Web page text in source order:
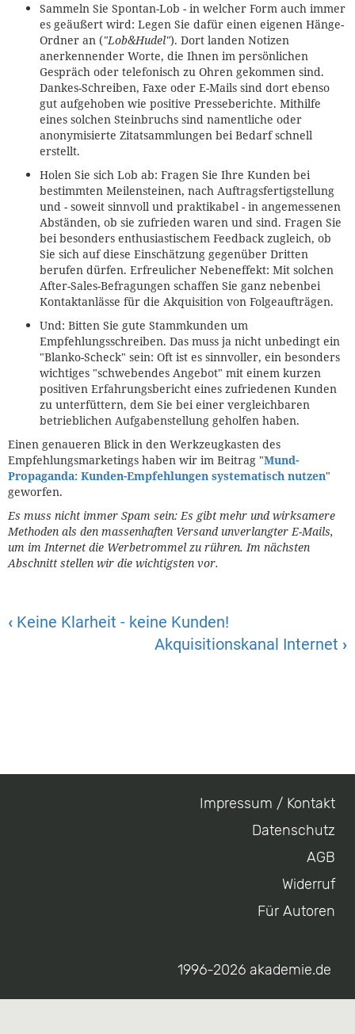
Sammeln Sie Spontan-Lob - in welcher Form auch immer
es geäußert wird: Legen Sie dafür einen eigenen Hänge-
Ordner an ("Lob&Hudel"). Dort landen Notizen
anerkennender Worte, die Ihnen im persönlichen
Gespräch oder telefonisch zu Ohren gekommen sind.
Dankes-Schreiben, Faxe oder E-Mails sind dort ebenso
gut aufgehoben wie positive Presseberichte. Mithilfe
eines solchen Steinbruchs sind namentliche oder
anonymisierte Zitatsammlungen bei Bedarf schnell
erstellt.
Holen Sie sich Lob ab: Fragen Sie Ihre Kunden bei
bestimmten Meilensteinen, nach Auftragsfertigstellung
und - soweit sinnvoll und praktikabel - in angemessenen
Abständen, ob sie zufrieden waren und sind. Fragen Sie
bei besonders enthusiastischem Feedback zugleich, ob
Sie sich auf diese Einschätzung gegenüber Dritten
berufen dürfen. Erfreulicher Nebeneffekt: Mit solchen
After-Sales-Befragungen schaffen Sie ganz nebenbei
Kontaktanlässe für die Akquisition von Folgeaufträgen.
Und: Bitten Sie gute Stammkunden um
Empfehlungsschreiben. Das muss ja nicht unbedingt ein
"Blanko-Scheck" sein: Oft ist es sinnvoller, ein besonders
wichtiges "schwebendes Angebot" mit einem kurzen
positiven Erfahrungsbericht eines zufriedenen Kunden
zu unterfüttern, dem Sie bei einer vergleichbaren
betrieblichen Aufgabenstellung geholfen haben.
Einen genaueren Blick in den Werkzeugkasten des
Empfehlungsmarketings haben wir im Beitrag "Mund-
Propaganda: Kunden-Empfehlungen systematisch nutzen"
geworfen.
Es muss nicht immer Spam sein: Es gibt mehr und wirksamere
Methoden als den massenhaften Versand unverlangter E-Mails,
um im Internet die Werbetrommel zu rühren. Im nächsten
Abschnitt stellen wir die wichtigsten vor.
‹ Keine Klarheit - keine Kunden!
Akquisitionskanal Internet ›
Impressum / Kontakt
Datenschutz
AGB
Widerruf
Für Autoren
1996-2026 akademie.de